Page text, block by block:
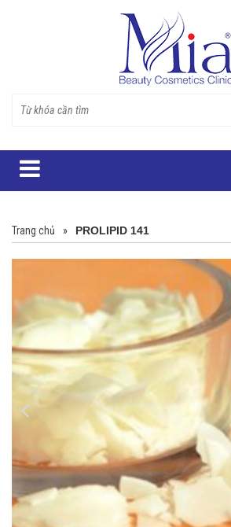
Trang chủ » PROLIPID 141